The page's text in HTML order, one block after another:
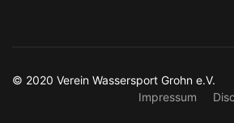
© 2020 Verein Wassersport Grohn e.V.
Impressum